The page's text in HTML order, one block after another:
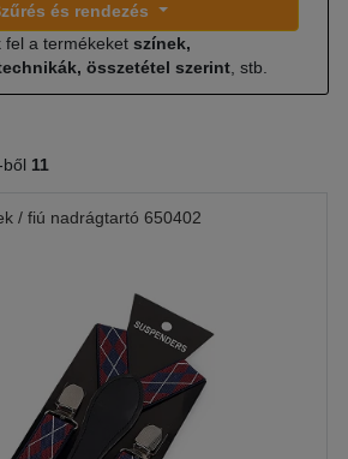
és rendezés
fel a termékeket színek,
összetétel szerint , stb.
11
/ fiú nadrágtartó 650402